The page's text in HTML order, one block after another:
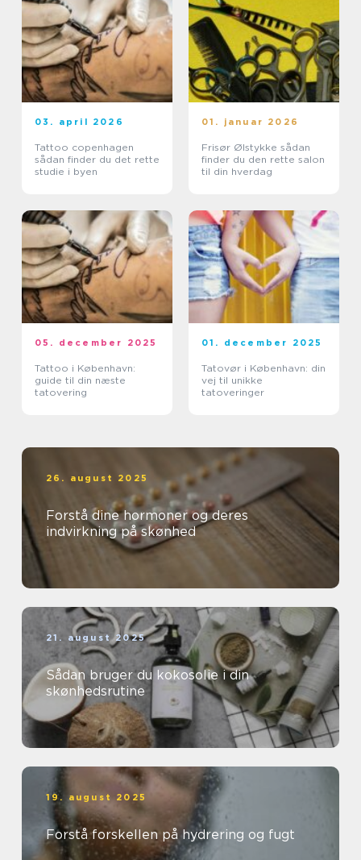
03. april 2026
Tattoo copenhagen
sådan finder du det rette
studie i byen
01. januar 2026
Frisør Ølstykke sådan
finder du den rette salon
til din hverdag
05. december 2025
Tattoo i København:
guide til din næste
tatovering
01. december 2025
Tatovør i København: din
vej til unikke
tatoveringer
26. august 2025
Forstå dine hormoner og deres
indvirkning på skønhed
21. august 2025
Sådan bruger du kokosolie i din
skønhedsrutine
19. august 2025
Forstå forskellen på hydrering og fugt